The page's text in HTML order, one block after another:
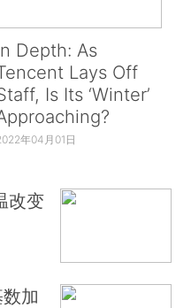
Depth: As
Lays Off
Is Its ‘Winter’
年04月01日
改变
加